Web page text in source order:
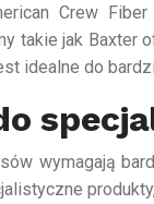
Crew
takie jak Baxter
idealne do
wymagają